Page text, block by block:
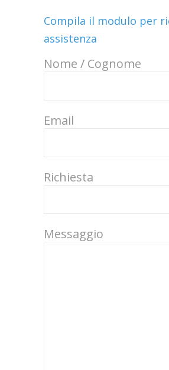
Compila il modulo per
assistenza
Nome / Cognome
Email
Richiesta
Messaggio